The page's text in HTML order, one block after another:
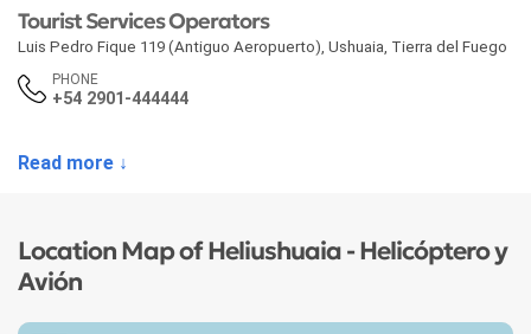
Tourist Services Operators
Luis Pedro Fique 119 (Antiguo Aeropuerto), Ushuaia, Tierra del Fuego
PHONE
+54 2901-444444
Read more ↓
Location Map of Heliushuaia - Helicóptero y
Avión